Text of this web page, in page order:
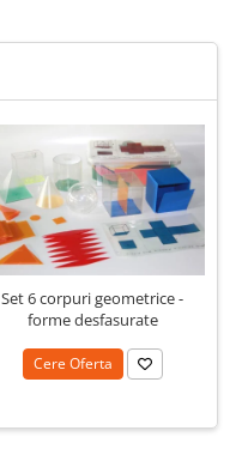
Set 6 corpuri geometrice -
forme desfasurate
Cere Oferta